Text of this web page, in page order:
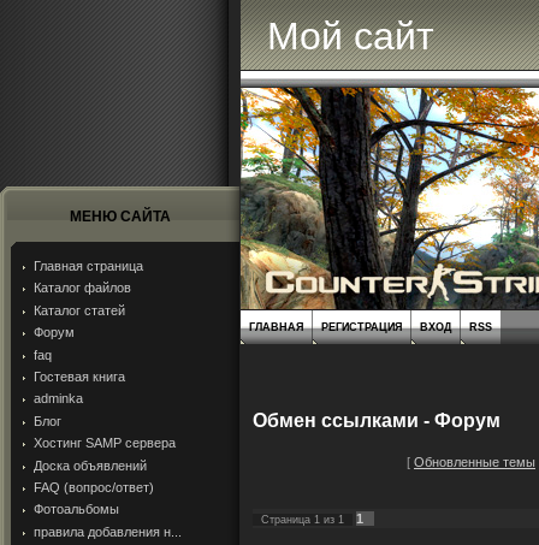
МЕНЮ САЙТА
Главная страница
Каталог файлов
Каталог статей
Форум
faq
Гостевая книга
adminka
Блог
Хостинг SAMP сервера
Доска объявлений
FAQ (вопрос/ответ)
Фотоальбомы
правила добавления н...
Мой сайт
ГЛАВНАЯ РЕГИСТРАЦИЯ ВХОД RSS
Обмен ссылками - Форум
[ Обновленные темы
Страница 1 из 1 1